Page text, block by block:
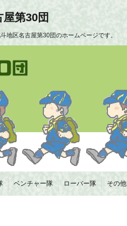
第30団
地区名古屋第30団のホームページです。
ベンチャー隊 ローバー隊 その他